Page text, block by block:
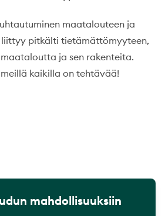
maatalouteen ja
pitkälti tietämättömyyteen,
ja sen rakenteita.
kaikilla on tehtävää!
mahdollisuuksiin